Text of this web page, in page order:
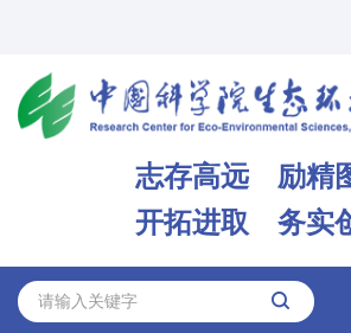
志存高远 励精
开拓进取 务实